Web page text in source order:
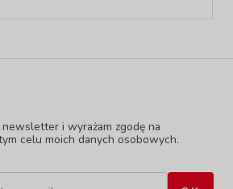
i wyrażam zgodę na
celu moich danych osobowych.